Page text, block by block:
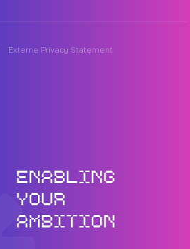
Externe Privacy Statement
ENABLING
YOUR
AMBITION